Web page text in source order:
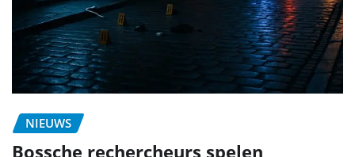
Na twee gewelddadige incidenten in
’s‑Hertogenbosch: wat we weten en
wat helpt
Bob Jansen nov 23, 2025